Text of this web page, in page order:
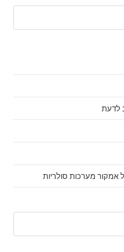
לדעת
מערכות סולריות